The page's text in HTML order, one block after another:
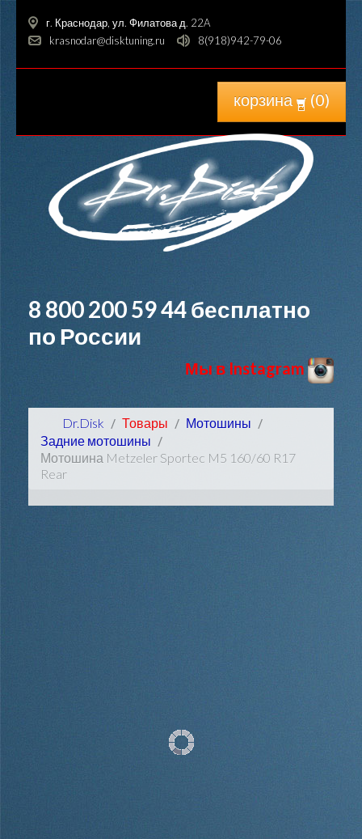
г. Краснодар, ул. Филатова д. 22A
krasnodar@disktuning.ru
8(918)942-79-06
корзина (0)
8 800 200 59 44бесплатно
по России
Мы в Instagram
Dr.Disk Товары
Мотошины
Задние мотошины
Мотошина Metzeler Sportec M5 160/60 R17
Rear